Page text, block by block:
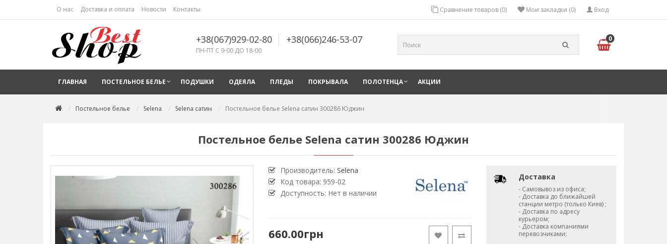
О нас Доставка и оплата Новости Контакты Вход
Мои закладки (0)
Сравнение товаров (0)
+38(067)929-02-80 +38(066)246-53-07
ПН-ПТ С 9-00 ДО 18-00
0
ГЛАВНАЯ ПОСТЕЛЬНОЕ БЕЛЬЕ ПОДУШКИ ОДЕЯЛА ПЛЕДЫ ПОКРЫВАЛА ПОЛОТЕНЦА АКЦИИ
Постельное белье Selena Selena сатин Постельное белье Selena сатин 300286 Юджин
Постельное белье Selena сатин 300286 Юджин
Производитель: Selena
Код товара: 959-02
Доступность: Нет в наличии
660.00грн
Доставка
- Самовывоз из офиса;
- Доставка до ближайшей
станции метро (только Киев) ;
- Доставка по адресу
курьером;
- Доставка компаниями
перевозчиками;